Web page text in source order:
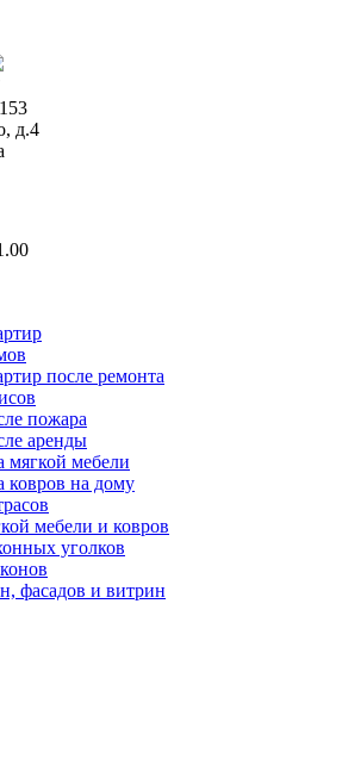
д.4
после ремонта
пожара
аренды
мягкой мебели
ковров на дому
мебели и ковров
уголков
фасадов и витрин